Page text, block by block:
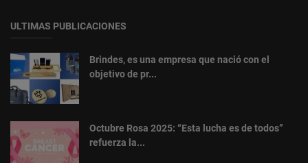
ULTIMAS PUBLICACIONES
Brindes, es una empresa que nació con el
objetivo de pr...
Octubre Rosa 2025: “Esta lucha es de todos”
refuerza la...